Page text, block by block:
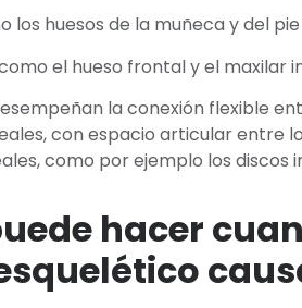
los huesos de la muñeca y del pie
el hueso frontal y el maxilar
la conexión flexible
con espacio articular entre
como por ejemplo los discos
hacer